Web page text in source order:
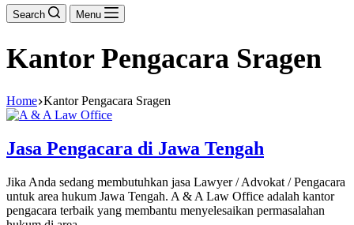
Search Menu
Kantor Pengacara Sragen
Home Kantor Pengacara Sragen
Jasa Pengacara di Jawa Tengah
Jika Anda sedang membutuhkan jasa Lawyer / Advokat / Pengacara
untuk area hukum Jawa Tengah. A & A Law Office adalah kantor
pengacara terbaik yang membantu menyelesaikan permasalahan